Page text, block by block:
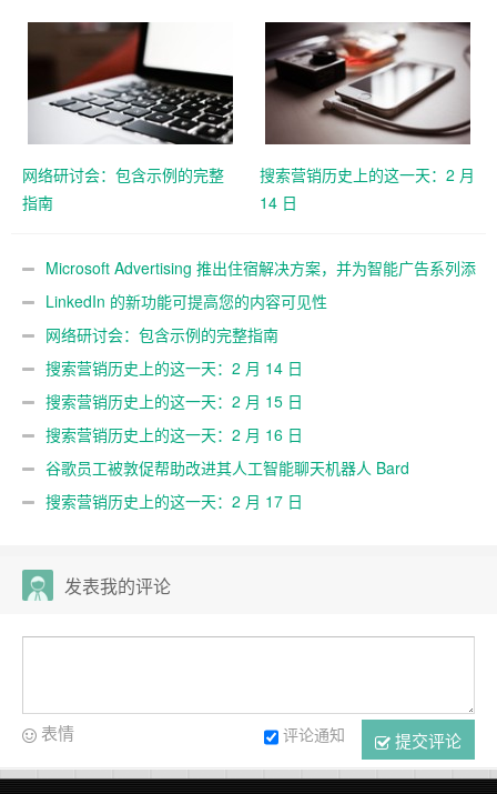
网络研讨会：包含示例的完整
指南
搜索营销历史上的这一天：2 月
14 日
Microsoft Advertising 推出住宿解决方案，并为智能广告系列添
加 11 个新的 Google 导入市场
LinkedIn 的新功能可提高您的内容可见性
网络研讨会：包含示例的完整指南
搜索营销历史上的这一天：2 月 14 日
搜索营销历史上的这一天：2 月 15 日
搜索营销历史上的这一天：2 月 16 日
谷歌员工被敦促帮助改进其人工智能聊天机器人 Bard
搜索营销历史上的这一天：2 月 17 日
发表我的评论
提交评论
评论通知
表情